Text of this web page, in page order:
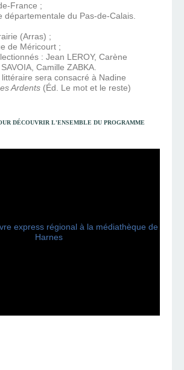
France ;
départementale du Pas-de-Calais.
(Arras) ;
de Méricourt ;
: Jean LEROY, Carène
Camille ZABKA.
sera consacré à Nadine
Ardents (Éd. Le mot et le reste)
DÉCOUVRIR L'ENSEMBLE DU PROGRAMME